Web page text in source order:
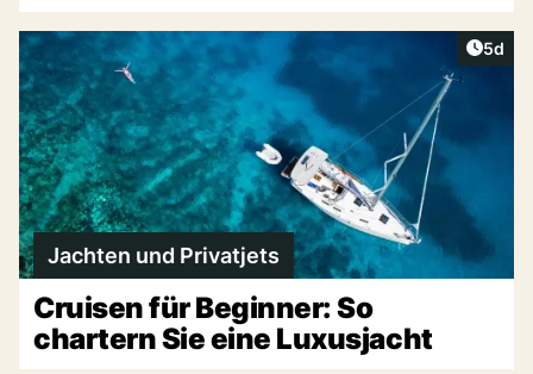
5d
Jachten und Privatjets
Cruisen für Beginner: So
chartern Sie eine Luxusjacht